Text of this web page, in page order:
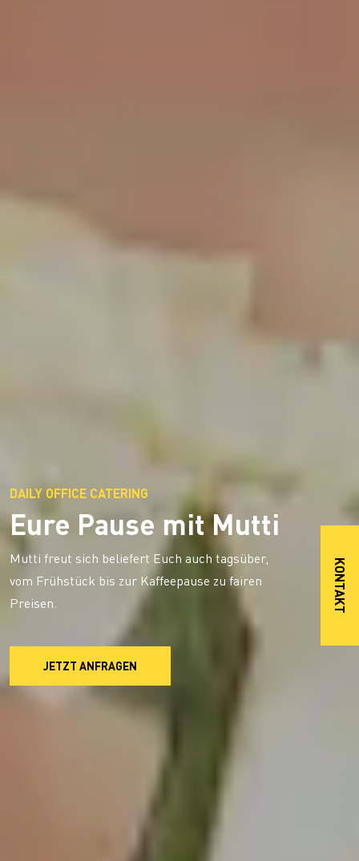
DAILY OFFICE CATERING
Eure Pause mit Mutti
Mutti freut sich beliefert Euch auch tagsüber,
vom Frühstück bis zur Kaffeepause zu fairen
Preisen.
JETZT ANFRAGEN
KONTAKT